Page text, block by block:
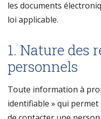
les documents
loi applicable.
1. Nature des
personnels
Toute information à
identifiable » qui